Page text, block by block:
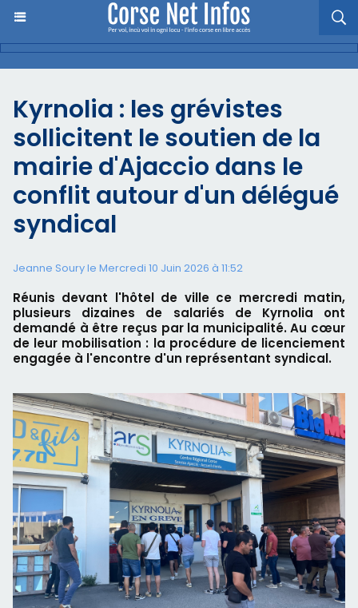
Kyrnolia : les grévistes
sollicitent le soutien de la
mairie d'Ajaccio dans le
conflit autour d'un délégué
syndical
Jeanne Soury le Mercredi 10 Juin 2026 à 11:52
Réunis devant l'hôtel de ville ce mercredi matin,
plusieurs dizaines de salariés de Kyrnolia ont
demandé à être reçus par la municipalité. Au cœur
de leur mobilisation : la procédure de licenciement
engagée à l'encontre d'un représentant syndical.